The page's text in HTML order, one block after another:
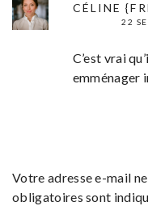
CÉLINE
22
C’est vrai
emménager
Votre adresse e-mail
obligatoires sont